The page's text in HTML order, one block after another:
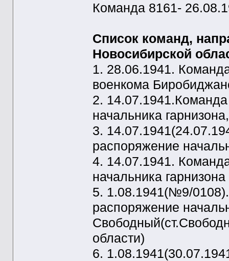
Команда 8161-
Список команд,
Новосибирской
1. 28.06.1941.
военкома
2.
начальника
3.
распоряжение
4. 14.07.1941.
начальника
5. 1.08.1941(№9/
распоряжение
области)
6.